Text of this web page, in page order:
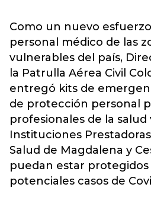
Como un nuevo
personal médico de las
vulnerables del país,
la Patrulla Aérea Civil
entregó kits de
de protección personal
profesionales de la salud
Instituciones
Salud de Magdalena y
puedan estar
potenciales casos de